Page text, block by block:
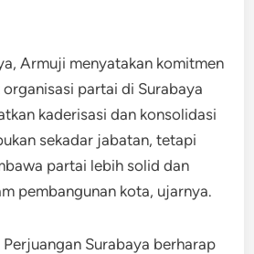
Armuji menyatakan komitmen
partai di Surabaya
kaderisasi dan konsolidasi
sekadar jabatan, tetapi
partai lebih solid dan
pembangunan kota, ujarnya.
Perjuangan Surabaya berharap